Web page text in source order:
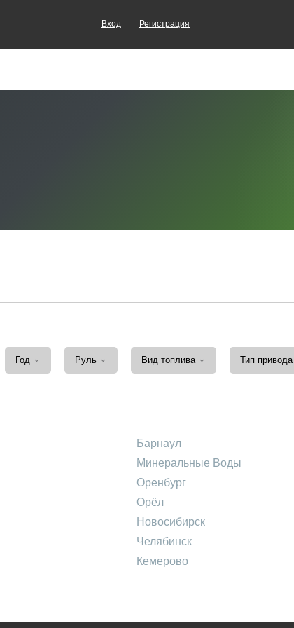
Вход Регистрация
Год ⌄ Руль ⌄ Вид топлива ⌄ Тип привода
Барнаул
Минеральные Воды
Оренбург
Орёл
Новосибирск
Челябинск
Кемерово